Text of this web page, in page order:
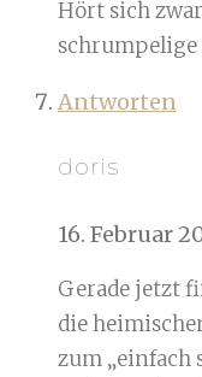
Hört sich
schrumpelige
Antworten
doris
16. Februar
Gerade jetzt
die
zum „einfach